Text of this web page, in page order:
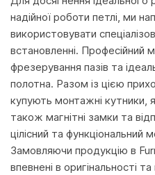
надійної роботи петлі, ми
використовувати
встановленні. Професійний
фрезерування пазів та
полотна. Разом із цією
купують монтажні кутники,
також магнітні замки та
цілісний та функціональний
Замовляючи продукцію в
впевнені в оригінальності